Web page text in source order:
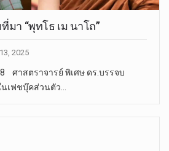
มา “พุทโธ เม นาโถ”
2025
ศาสตราจารย์ พิเศษ ดร.บรรจบ
ฟชบุ๊คส่วนตัว…